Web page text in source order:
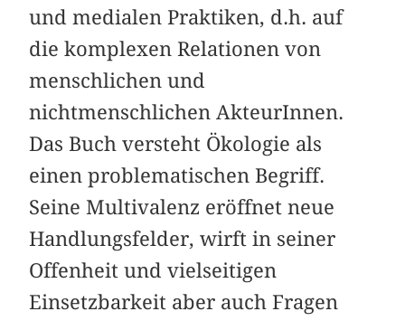
und medialen Praktiken, d.h. auf
die komplexen Relationen von
menschlichen und
nichtmenschlichen AkteurInnen.
Das Buch versteht Ökologie als
einen problematischen Begriff.
Seine Multivalenz eröffnet neue
Handlungsfelder, wirft in seiner
Offenheit und vielseitigen
Einsetzbarkeit aber auch Fragen